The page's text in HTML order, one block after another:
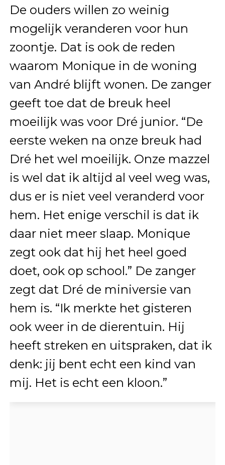
De ouders willen zo weinig
mogelijk veranderen voor hun
zoontje. Dat is ook de reden
waarom Monique in de woning
van André blijft wonen. De zanger
geeft toe dat de breuk heel
moeilijk was voor Dré junior. “De
eerste weken na onze breuk had
Dré het wel moeilijk. Onze mazzel
is wel dat ik altijd al veel weg was,
dus er is niet veel veranderd voor
hem. Het enige verschil is dat ik
daar niet meer slaap. Monique
zegt ook dat hij het heel goed
doet, ook op school.” De zanger
zegt dat Dré de miniversie van
hem is. “Ik merkte het gisteren
ook weer in de dierentuin. Hij
heeft streken en uitspraken, dat ik
denk: jij bent echt een kind van
mij. Het is echt een kloon.”